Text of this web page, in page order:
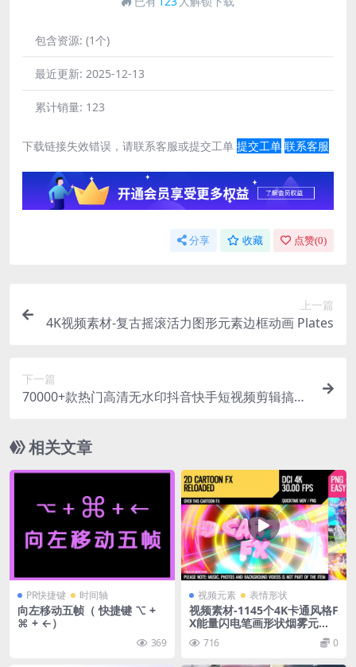
包含资源: (1个)
最近更新: 2025-12-13
累计销量: 123
下载链接失效错误，请联系客服或提交工单 提交工单 联系客服
分享 收藏 点赞(0)
上一篇
4K视频素材-复古摇滚活力图形元素边框动画 Plates
下一篇
70000+款热门高清无水印抖音快手短视频剪辑搞笑
相关文章
PR快捷键 时间轴
向左移动五帧（ 快捷键 ⌥ +
⌘ + ←）
369
视频元素 表情形状
视频素材-1145个4K卡通风格F
X能量闪电笔画形状烟雾元素
动画素材
716 0